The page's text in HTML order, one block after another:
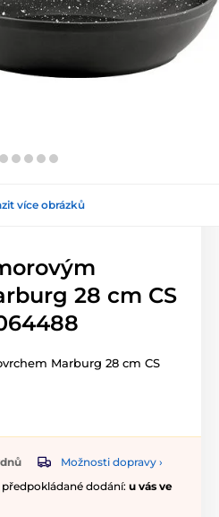
více obrázků
28 cm CS
Marburg 28 cm CS
Možnosti dopravy ›
předpokládané dodání: u vás ve